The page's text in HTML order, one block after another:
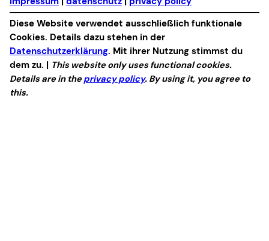
Diese Website verwendet ausschließlich funktionale
Cookies. Details dazu stehen in der
Datenschutzerklärung. Mit ihrer Nutzung stimmst du
dem zu. | This website only uses functional cookies.
Details are in theprivacy policy. By using it, you agree to
this.